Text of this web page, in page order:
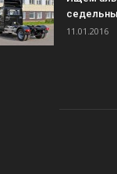
11.01.2016